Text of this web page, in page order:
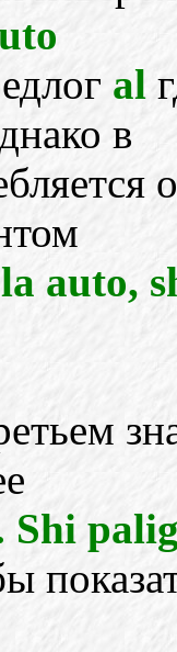
al
в
la auto,
Shi